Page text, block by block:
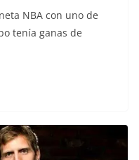
NBA con uno de
tenía ganas de